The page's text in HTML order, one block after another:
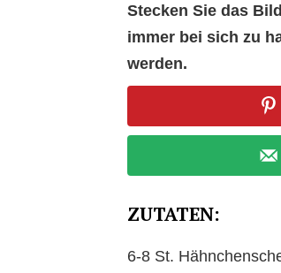
Stecken Sie das
immer bei sich zu
werden.
ZUTATEN:
6-8 St.